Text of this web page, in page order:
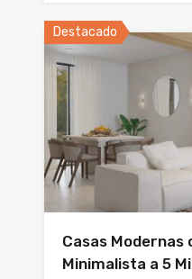
Destacado
Casas Modernas
Minimalista a 5